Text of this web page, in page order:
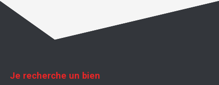
Je recherche un bien